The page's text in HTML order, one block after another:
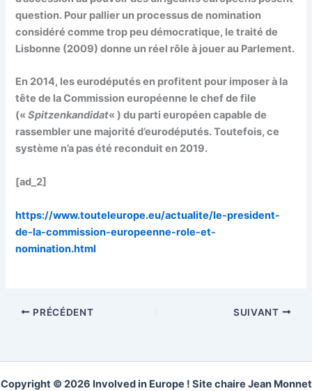
question. Pour pallier un processus de nomination
considéré comme trop peu démocratique, le traité de
Lisbonne (2009) donne un réel rôle à jouer au Parlement.
En 2014, les eurodéputés en profitent pour imposer à la
tête de la Commission européenne le chef de file
(«Spitzenkandidat« ) du parti européen capable de
rassembler une majorité d’eurodéputés. Toutefois, ce
système n’a pas été reconduit en 2019.
[ad_2]
https://www.touteleurope.eu/actualite/le-president-
de-la-commission-europeenne-role-et-
nomination.html
PRÉCÉDENT SUIVANT
Copyright © 2026 Involved in Europe ! Site chaire Jean Monnet